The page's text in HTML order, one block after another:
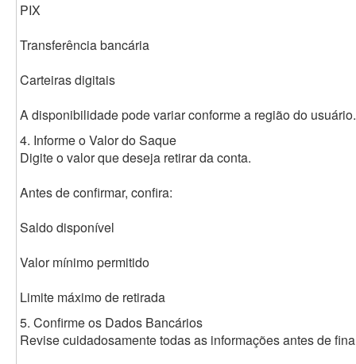
PIX
Transferência bancária
Carteiras digitais
A disponibilidade pode variar conforme a região do usuário.
4. Informe o Valor do Saque
Digite o valor que deseja retirar da conta.
Antes de confirmar, confira:
Saldo disponível
Valor mínimo permitido
Limite máximo de retirada
5. Confirme os Dados Bancários
Revise cuidadosamente todas as informações antes de